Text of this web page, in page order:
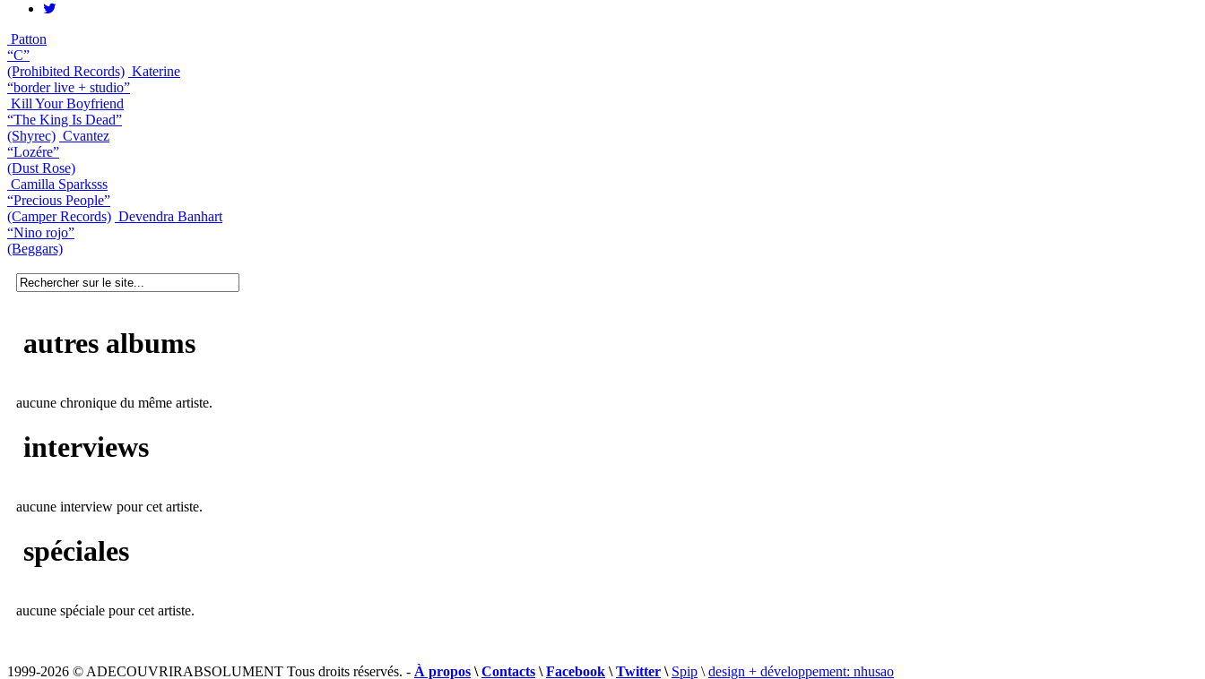
Patton
“C”
(Prohibited Records) Katerine
“border live + studio”
Kill Your Boyfriend
“The King Is Dead”
(Shyrec) Cvantez
“Lozére”
(Dust Rose)
Camilla Sparksss
“Precious People”
(Camper Records) Devendra Banhart
“Nino rojo”
(Beggars)
autres albums
aucune chronique du même artiste.
interviews
aucune interview pour cet artiste.
spéciales
aucune spéciale pour cet artiste.
1999-2026 © ADECOUVRIRABSOLUMENT Tous droits réservés. - À propos \Contacts \Facebook \Twitter \ Spip \ design + développement: nhusao